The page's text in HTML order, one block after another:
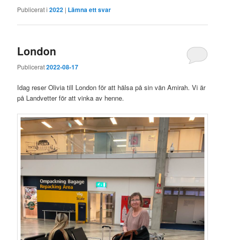
Publicerat i 2022 | Lämna ett svar
London
Publicerat2022-08-17
Idag reser Olivia till London för att hälsa på sin vän Amirah. Vi är
på Landvetter för att vinka av henne.